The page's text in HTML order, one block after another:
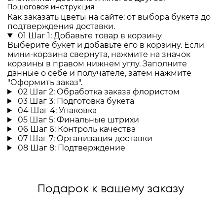
Пошаговая инструкция
Как заказать цветы на сайте: от выбора букета до
подтверждения доставки.
01 Шаг 1: Добавьте товар в корзину
Выберите букет и добавьте его в корзину. Если
мини-корзина свернута, нажмите на значок
корзины в правом нижнем углу. Заполните
данные о себе и получателе, затем нажмите
"Оформить заказ".
02 Шаг 2: Обработка заказа флористом
03 Шаг 3: Подготовка букета
04 Шаг 4: Упаковка
05 Шаг 5: Финальные штрихи
06 Шаг 6: Контроль качества
07 Шаг 7: Организация доставки
08 Шаг 8: Подтверждение
Подарок к вашему заказу